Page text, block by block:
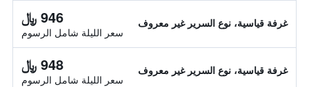
غرفة قياسية، نوع السرير غير معروف 946 ﷼
سعر الليلة شامل الرسوم
غرفة قياسية، نوع السرير غير معروف 948 ﷼
سعر الليلة شامل الرسوم